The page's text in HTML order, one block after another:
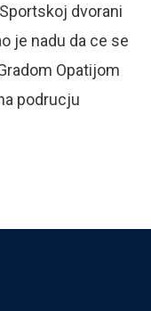
dvorani
je nadu da ce se
Opatijom
podrucju